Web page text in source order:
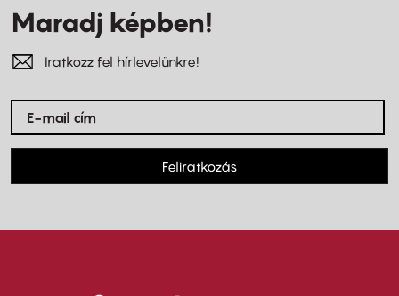
Maradj képben!
Iratkozz fel hírlevelünkre!
Feliratkozás